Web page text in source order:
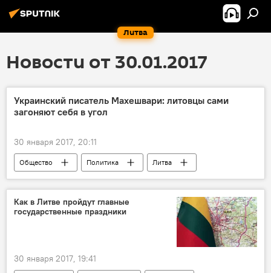
Литва
Новости от 30.01.2017
Украинский писатель Махешвари: литовцы сами
загоняют себя в угол
30 января 2017, 20:11
Общество Политика
Литва
Виджей Махешвари
Как в Литве пройдут главные
государственные праздники
30 января 2017, 19:41